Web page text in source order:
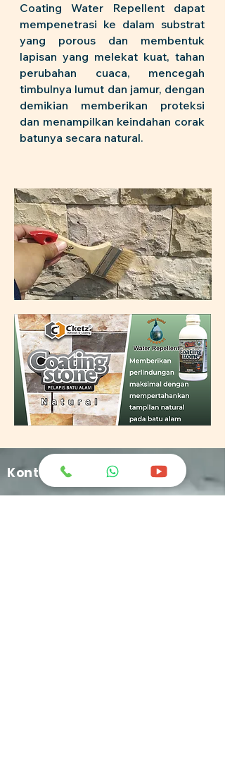
Coating Water Repellent dapat
mempenetrasi ke dalam substrat
yang porous dan membentuk
lapisan yang melekat kuat, tahan
perubahan cuaca, mencegah
timbulnya lumut dan jamur, dengan
demikian memberikan proteksi
dan menampilkan keindahan corak
batunya secara natural.
Kontak Kami